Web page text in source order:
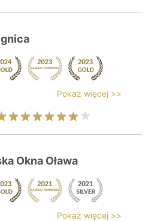
Pokaż więcej >>
Okna Oława
Pokaż więcej >>